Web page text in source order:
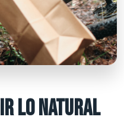
LO NATURAL